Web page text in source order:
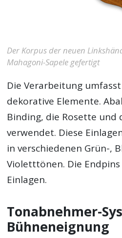
Der Korpus der neuen
Mahagoni-Sapele gefertigt
Die Verarbeitung
dekorative Elemente.
Binding, die Rosette und
verwendet. Diese
in verschiedenen Grün-,
Violetttönen. Die
Einlagen.
Tonabnehmer-
Bühneneignung